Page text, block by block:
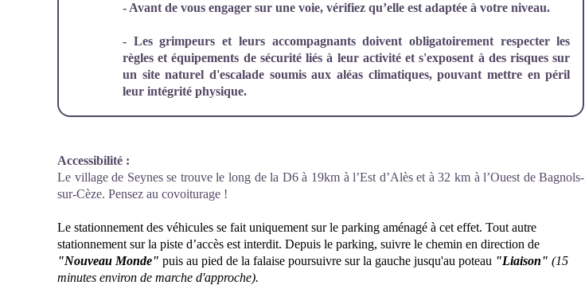
- Avant de vous engager sur une voie, vérifiez qu’elle est adaptée à votre niveau.
- Les grimpeurs et leurs accompagnants doivent obligatoirement respecter les
règles et équipements de sécurité liés à leur activité et s'exposent à des risques sur
un site naturel d'escalade soumis aux aléas climatiques, pouvant mettre en péril
leur intégrité physique.
Accessibilité :
Le village de Seynes se trouve le long de la D6 à 19km à l’Est d’Alès et à 32 km à l’Ouest de Bagnols-
sur-Cèze. Pensez au covoiturage !
Le stationnement des véhicules se fait uniquement sur le parking aménagé à cet effet. Tout autre
stationnement sur la piste d’accès est interdit. Depuis le parking, suivre le chemin en direction de
"Nouveau Monde" puis au pied de la falaise poursuivre sur la gauche jusqu'au poteau "Liaison" (15
minutes environ de marche d'approche).